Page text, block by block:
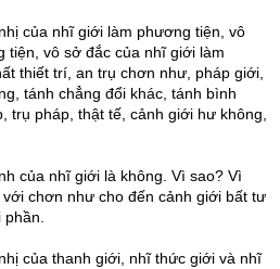
của nhĩ giới làm phương tiện, vô
tiện, vô sở đắc của nhĩ giới làm
thiết trí, an trụ chơn như, pháp giới,
tánh chẳng đổi khác, tánh bình
trụ pháp, thật tế, cảnh giới hư không,
của nhĩ giới là không. Vì sao? Vì
chơn như cho đến cảnh giới bất tư
của thanh giới, nhĩ thức giới và nhĩ